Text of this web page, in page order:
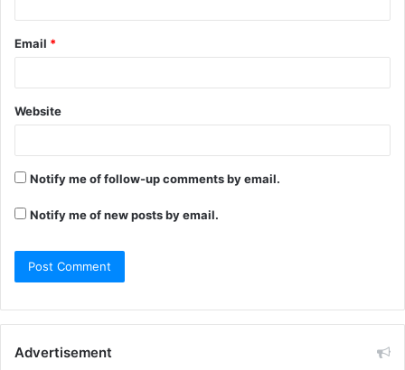
Email *
Website
Notify me of follow-up comments by email.
Notify me of new posts by email.
Advertisement